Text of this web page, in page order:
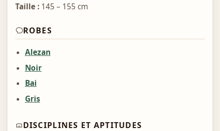
Taille :145 – 155 cm
ROBES
Alezan
Noir
Bai
Gris
DISCIPLINES ET APTITUDES